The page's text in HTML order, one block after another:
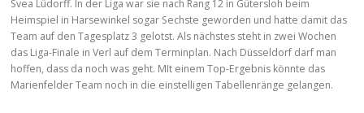
Svea Lüdorff. In der Liga war sie nach Rang 12 in Gütersloh beim
Heimspiel in Harsewinkel sogar Sechste geworden und hatte damit das
Team auf den Tagesplatz 3 gelotst. Als nächstes steht in zwei Wochen
das Liga-Finale in Verl auf dem Terminplan. Nach Düsseldorf darf man
hoffen, dass da noch was geht. MIt einem Top-Ergebnis könnte das
Marienfelder Team noch in die einstelligen Tabellenränge gelangen.